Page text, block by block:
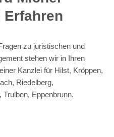
zu juristischen und
stehen wir in Ihren
Kanzlei für Hilst, Kröppen,
Riedelberg,
Eppenbrunn.